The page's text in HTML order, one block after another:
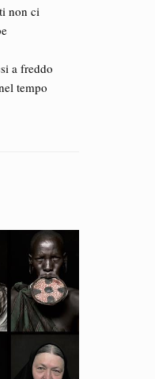
non ci
a freddo
tempo